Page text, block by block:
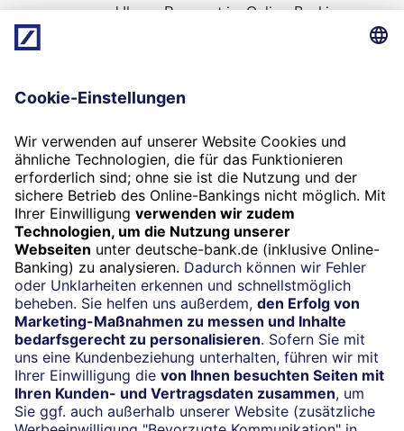
und Ihrem Passwort im Online-Banking an
Wählen Sie den Sparplan aus, den Sie
Klicken Sie auf "Bearbeiten", um Sparrate,
Aufteilung oder Wertpapiere zu ändern.
Um ein Wertpapier zu entfernen, klicken Sie
auf das Entfernen-Symbol.
Bestätigen Sie die Änderungen mit "Weiter"
und Ihrem Sicherheitsverfahren (zum
Beispiel BestSign).
Wichtig: Änderungen sind bis zum 18. eines
Monats (Werktags) möglich und gelten dann für
den nächsten Ausführungstermin.